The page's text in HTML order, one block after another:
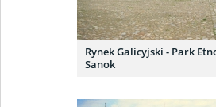
Rynek Galicyjski - Park
Sanok